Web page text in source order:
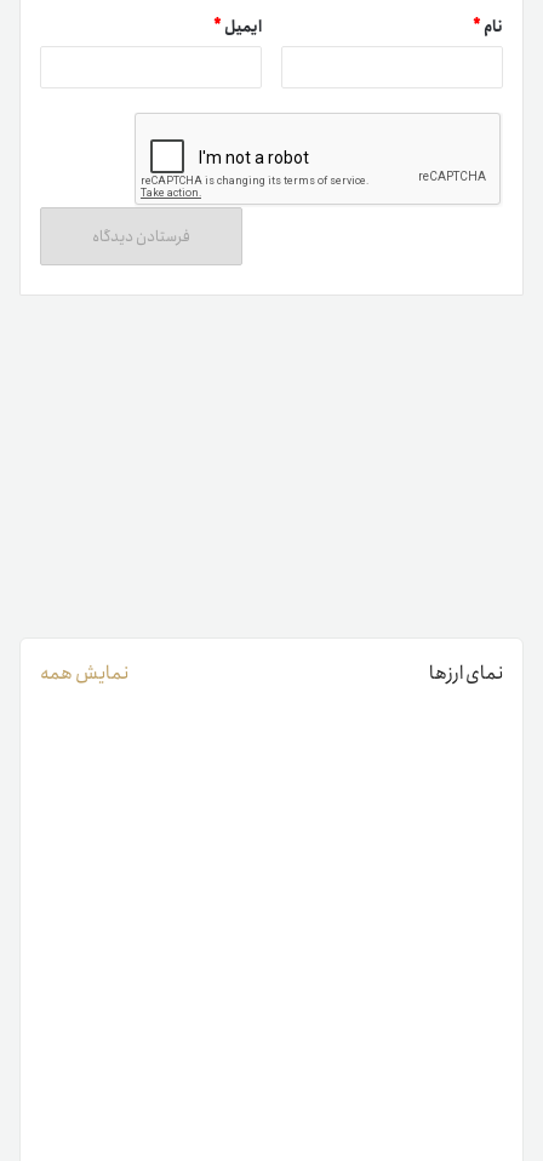
نام* ایمیل*
نمای ارزها نمایش همه